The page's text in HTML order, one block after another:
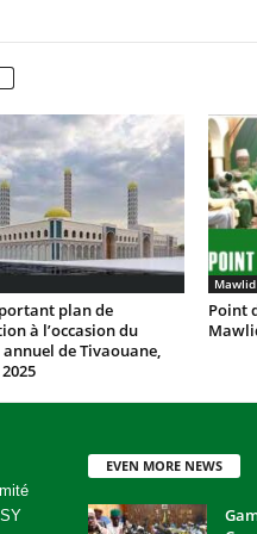
plan de
à l’occasion du
de Tivaouane,
Mawlid
Point
EVEN MORE NEWS